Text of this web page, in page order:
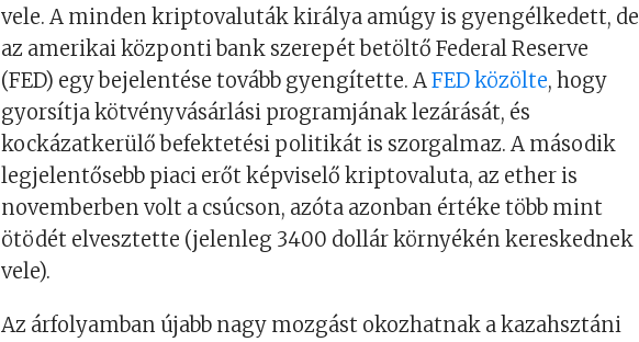
vele. A minden kriptovaluták királya amúgy is gyengélkedett, de
az amerikai központi bank szerepét betöltő Federal Reserve
(FED) egy bejelentése tovább gyengítette. AFED közölte, hogy
gyorsítja kötvényvásárlási programjának lezárását, és
kockázatkerülő befektetési politikát is szorgalmaz. A második
legjelentősebb piaci erőt képviselő kriptovaluta, az ether is
novemberben volt a csúcson, azóta azonban értéke több mint
ötödét elvesztette (jelenleg 3400 dollár környékén kereskednek
vele).
Az árfolyamban újabb nagy mozgást okozhatnak a kazahsztáni